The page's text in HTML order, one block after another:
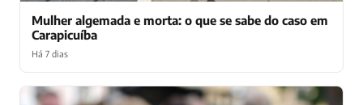
Mulher algemada e morta: o que se sabe do caso em
Carapicuíba
Há 7 dias